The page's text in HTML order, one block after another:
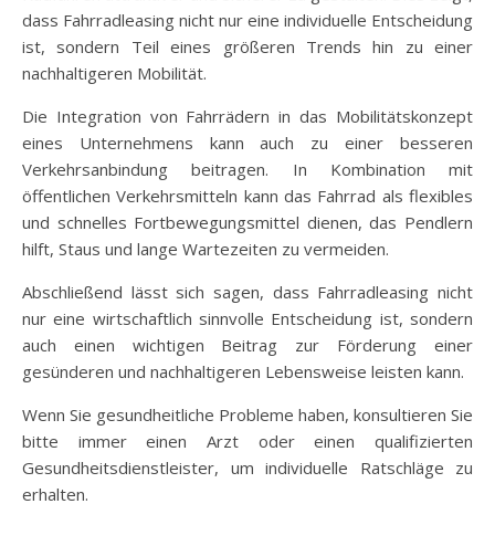
dass Fahrradleasing nicht nur eine individuelle Entscheidung
ist, sondern Teil eines größeren Trends hin zu einer
nachhaltigeren Mobilität.
Die Integration von Fahrrädern in das Mobilitätskonzept
eines Unternehmens kann auch zu einer besseren
Verkehrsanbindung beitragen. In Kombination mit
öffentlichen Verkehrsmitteln kann das Fahrrad als flexibles
und schnelles Fortbewegungsmittel dienen, das Pendlern
hilft, Staus und lange Wartezeiten zu vermeiden.
Abschließend lässt sich sagen, dass Fahrradleasing nicht
nur eine wirtschaftlich sinnvolle Entscheidung ist, sondern
auch einen wichtigen Beitrag zur Förderung einer
gesünderen und nachhaltigeren Lebensweise leisten kann.
Wenn Sie gesundheitliche Probleme haben, konsultieren Sie
bitte immer einen Arzt oder einen qualifizierten
Gesundheitsdienstleister, um individuelle Ratschläge zu
erhalten.